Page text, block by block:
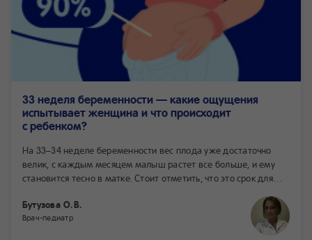
33 неделя беременности — какие ощущения
испытывает женщина и что происходит
с ребенком?
На 33–34 неделе беременности вес плода уже достаточно
велик, с каждым месяцем малыш растет все больше, и ему
становится тесно в матке. Стоит отметить, что это срок для
дальнейшую тактику ведения беременности и родов. В этот
период развития плод начинает готовиться к рождению —
Бутузова О.В.
Врач-педиатр